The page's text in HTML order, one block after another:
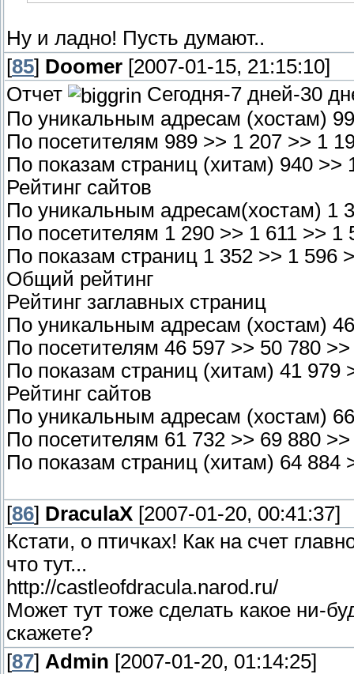
Ну и ладно! Пусть думают..
[85] Doomer [2007-01-15, 21:15:10]
Отчет
Сегодня-7 дней-30
По уникальным адресам (хостам)
По посетителям 989 >> 1 207 >> 1
По показам страниц (хитам) 940 >>
Рейтинг сайтов
По уникальным адресам(хостам) 1
По посетителям 1 290 >> 1 611 >> 1
По показам страниц 1 352 >> 1 596
Общий рейтинг
Рейтинг заглавных страниц
По уникальным адресам (хостам)
По посетителям 46 597 >> 50 780
По показам страниц (хитам) 41 979
Рейтинг сайтов
По уникальным адресам (хостам)
По посетителям 61 732 >> 69 880
По показам страниц (хитам) 64 884
[86] DraculaX [2007-01-20, 00:41:37]
Кстати, о птичках! Как на счет
что тут...
http://castleofdracula.narod.ru/
Может тут тоже сделать какое ни-
скажете?
[87] Admin [2007-01-20, 01:14:25]